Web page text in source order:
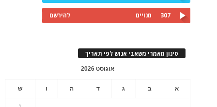
307 מנויים להירשם
סינון מאמרי משאבי אנוש לפי תאריך
אוגוסט 2026
א ב ג ד ה ו ש